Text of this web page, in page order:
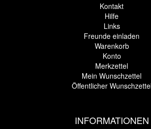
Kontakt
Hilfe
Links
Freunde einladen
Warenkorb
Konto
Merkzettel
Mein Wunschzettel
Öffentlicher
INFORMATIONEN